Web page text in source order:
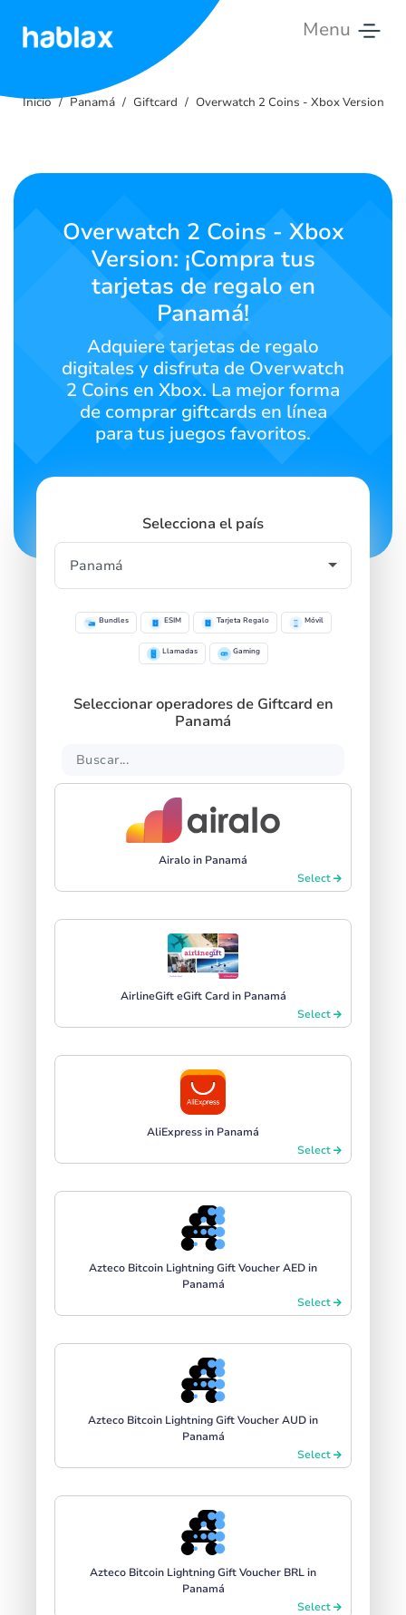
Menu
Tarifas
Contáctanos
SIGN UP
Inicio Panamá Giftcard Overwatch 2 Coins - Xbox Version
Overwatch 2 Coins - Xbox
Version: ¡Compra tus
tarjetas de regalo en
Panamá!
Adquiere tarjetas de regalo
digitales y disfruta de Overwatch
2 Coins en Xbox. La mejor forma
de comprar giftcards en línea
para tus juegos favoritos.
Selecciona el país
Bundles ESIM Tarjeta Regalo Móvil
Llamadas Gaming
Seleccionar operadores de Giftcard en
Panamá
Airalo in Panamá
Select
AirlineGift eGift Card in Panamá
Select
AliExpress in Panamá
Select
Azteco Bitcoin Lightning Gift Voucher AED in
Panamá
Select
Azteco Bitcoin Lightning Gift Voucher AUD in
Panamá
Select
Azteco Bitcoin Lightning Gift Voucher BRL in
Panamá
Select